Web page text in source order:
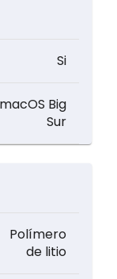
Si
macOS Big
Sur
Polímero
de litio